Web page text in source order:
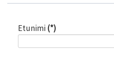
Etunimi(*)